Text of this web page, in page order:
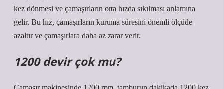
kez dönmesi ve çamaşırların orta hızda sıkılması anlamına
gelir. Bu hız, çamaşırların kuruma süresini önemli ölçüde
azaltır ve çamaşırlara daha az zarar verir.
1200 devir çok mu?
Çamaşır makinesinde 1200 rpm, tamburun dakikada 1200 kez